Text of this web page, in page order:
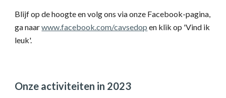
Blijf op de hoogte en volg ons via onze Facebook-pagina,
ga naarwww.facebook.com/cavsedop en klik op 'Vind ik
leuk'.
Onze activiteiten in 2023